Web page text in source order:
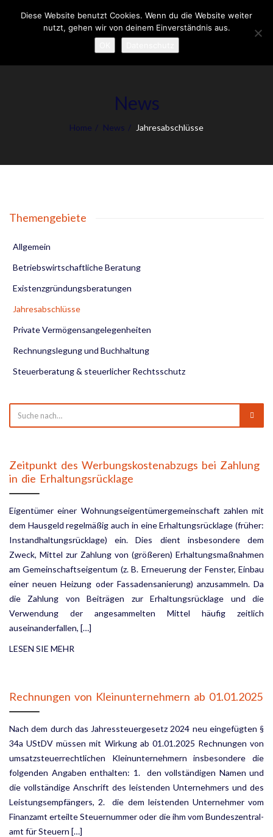
News
Home News Jahresabschlüsse
Themengebiete
Allgemein
Betriebswirtschaftliche Beratung
Existenzgründungsberatungen
Jahresabschlüsse
Private Vermögensangelegenheiten
Rechnungslegung und Buchhaltung
Steuerberatung & steuerlicher Rechtsschutz
Zeitpunkt des Werbungskostenabzugs bei Zahlung
in die Erhaltungsrücklage
Eigentümer einer Wohnungseigentümergemeinschaft zahlen mit
dem Hausgeld regelmäßig auch in eine Erhaltungsrücklage (früher:
Instandhaltungsrücklage) ein. Dies dient insbesondere dem
Zweck, Mittel zur Zahlung von (größeren) Erhaltungsmaßnahmen
am Gemeinschaftseigentum (z. B. Erneuerung der Fenster, Einbau
einer neuen Heizung oder Fassadensanierung) anzusammeln. Da
die Zahlung von Beiträgen zur Erhaltungsrücklage und die
Verwendung der angesammelten Mittel häufig zeitlich
auseinanderfallen, […]
LESEN SIE MEHR
Rechnungen von Kleinunternehmern ab 01.01.2025
Nach dem durch das Jahressteuergesetz 2024 neu eingefügten §
34a UStDV müssen mit Wirkung ab 01.01.2025 Rechnungen von
umsatzsteuerrechtlichen Kleinunternehmern insbesondere die
folgenden An­gaben enthalten: 1. den vollständigen Namen und
die vollständige Anschrift des leistenden Unternehmers und des
Leistungs­empfängers, 2. die dem leistenden Unternehmer vom
Finanzamt erteilte Steuernummer oder die ihm vom Bundeszentral­
amt für Steuern […]
Diese Website benutzt Cookies. Wenn du die Website weiter
nutzt, gehen wir von deinem Einverständnis aus.